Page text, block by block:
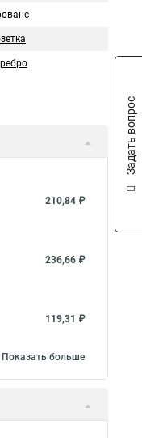
210,84 ₽
236,66 ₽
119,31 ₽
Показать больше
Задать вопрос